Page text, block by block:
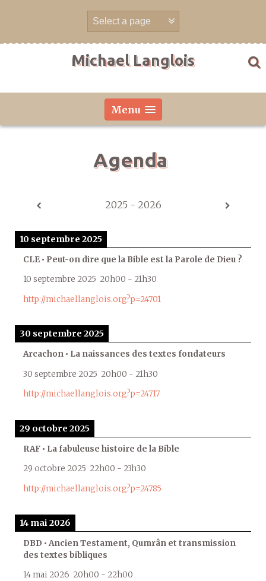
Michael Langlois
Menu
Agenda
2025 - 2026
10 septembre 2025
CLE • Peut-on dire que la Bible est la Parole de Dieu ?
10 septembre 2025 20h00 - 21h30
http://michaellanglois.org?p=24701
30 septembre 2025
Arcachon • La naissances des textes fondateurs
30 septembre 2025 20h00 - 21h30
http://michaellanglois.org?p=24717
29 octobre 2025
RAF • La fabuleuse histoire de la Bible
29 octobre 2025 22h00 - 23h30
http://michaellanglois.org?p=24785
14 mai 2026
DBD • Ancien Testament, Qumrân et transmission
des textes bibliques
14 mai 2026 20h00 - 22h00